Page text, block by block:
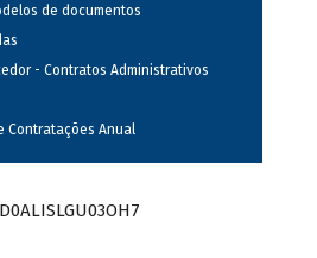
de documentos
- Contratos Administrativos
Contratações Anual